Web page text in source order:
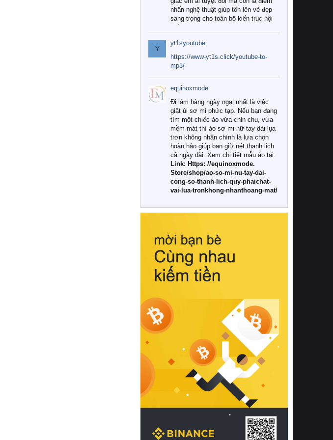
nhấn nghệ thuật giúp tôn lên vẻ đẹp
sang trọng cho toàn bộ kiến trúc nội
Tuy nhiên, giữa thị trường đa dạng
với vô vàn thương hiệu và mẫu mã
như hiện nay, làm thế nào để chọn
được những bộ chăn ga gối đệm cao
cấp thực sự chất lượng, phù hợp với
khí hậu và nhu cầu sử dụng của gia
đình? Hãy cùng chúng tôi đi tìm lời
giải đáp chi tiết qua bài viết dưới đây.
1. Tại sao các gia đình hiện đại lại ưa
chuộng chăn ga gối đệm cao cấp?
Khác với các dòng sản phẩm thông
thường, những bộ chăn ga gối đệm
cao cấp trải qua quy trình sản xuất
nghiêm ngặt từ khâu chọn lọc nguyên
liệu tự nhiên đến công nghệ dệt
nhuộm hiện đại không chứa hóa chất
này, bạn sẽ cảm nhận rõ rệt sự khác
hồi chuẩn xác của phần đệm nâng đỡ
cột sống.
Bên cạnh đó, việc lựa chọn các dòng
sản phẩm đạt chuẩn chất lượng quốc
tế còn giúp ngăn ngừa tình trạng kích
khuẩn và nấm mốc trong điều kiện
thời tiết nóng ẩm. Bạn có thể tìm hiểu
thêm các nghiên cứu khoa học về tác
động của giấc ngủ và môi trường
phòng ngủ đối với sức khỏe con
người tại Sleep Foundation (External
Link) để có cái nhìn toàn diện hơn.
2. Các tiêu chí vàng khi lựa chọn
chăn ga gối đệm cao cấp cho phòng
ngủ
Để sở hữu một bộ chăn ga gối đệm
cao cấp hoàn hảo cả về thẩm mỹ lẫn
công năng, người tiêu dùng cần cân
nhắc kỹ lưỡng các tiêu chí quan trọng
Y
yt1syoutube
https://www-yt1s.click/youtube-to-
mp3/
equinoxmode
Đi làm hàng ngày ngại nhất là việc
giặt ủi sơ mi phức tạp. Nếu bạn đang
tìm một chiếc áo vừa chỉn chu, vừa
mềm mát thì áo sơ mi nữ tay dài lụa
trơn không nhăn chính là lựa chọn
hoàn hảo giúp bạn giữ nét thanh lịch
cả ngày dài. Xem chi tiết mẫu áo tại:
Link: Https: //equinoxmode.
Store/shop/ao-so-mi-nu-tay-dai-
cong-so-thanh-lich-quy-phaichat-
vai-lua-tronkhong-nhanthoang-mat/